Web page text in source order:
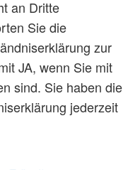
an Dritte
Sie die
zur
JA, wenn Sie mit
sind. Sie haben die
jederzeit